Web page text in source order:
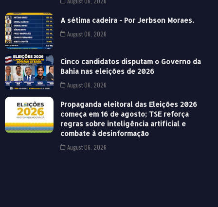
A sétima cadeira - Por Jerbson Moraes.
August 06, 2026
Cinco candidatos disputam o Governo da
Bahia nas eleições de 2026
August 06, 2026
Propaganda eleitoral das Eleições 2026
começa em 16 de agosto; TSE reforça
regras sobre inteligência artificial e
combate à desinformação
August 06, 2026